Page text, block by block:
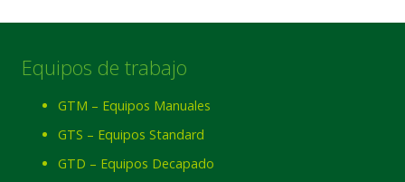
Equipos de trabajo
GTM – Equipos Manuales
GTS – Equipos Standard
GTD – Equipos Decapado